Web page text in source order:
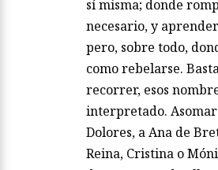
sí misma; donde
necesario, y
pero, sobre todo,
como rebelarse.
recorrer, esos
interpretado.
Dolores, a Ana de
Reina, Cristina o